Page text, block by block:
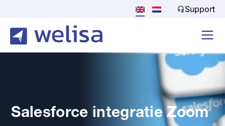
Support
Salesforce integratie Zoom